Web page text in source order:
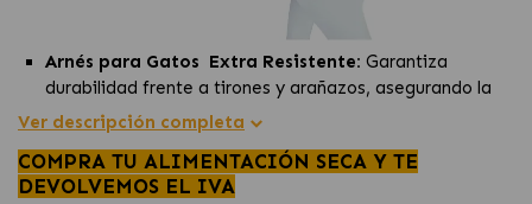
Arnés para Gatos Extra Resistente: Garantiza
durabilidad frente a tirones y arañazos, asegurando la
seguridad de tu gato. Tamaño: 19 -30 x1 cm.
Reflectante:
Mejora la visibilidad en la oscuridad,
proporcionando seguridad adicional durante los paseos
nocturnos.
Ver descripción completa
COMPRA TU ALIMENTACIÓN SECA Y TE
DEVOLVEMOS EL IVA